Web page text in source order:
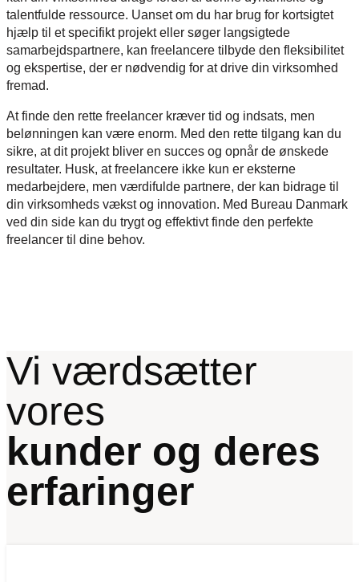
talentfulde ressource. Uanset om du har brug for kortsigtet
hjælp til et specifikt projekt eller søger langsigtede
samarbejdspartnere, kan freelancere tilbyde den fleksibilitet
og ekspertise, der er nødvendig for at drive din virksomhed
fremad.
At finde den rette freelancer kræver tid og indsats, men
belønningen kan være enorm. Med den rette tilgang kan du
sikre, at dit projekt bliver en succes og opnår de ønskede
resultater. Husk, at freelancere ikke kun er eksterne
medarbejdere, men værdifulde partnere, der kan bidrage til
din virksomheds vækst og innovation. Med Bureau Danmark
ved din side kan du trygt og effektivt finde den perfekte
freelancer til dine behov.
Vi værdsætter
vores
kunder og deres
erfaringer